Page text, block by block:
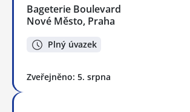
Bageterie Boulevard
Nové Město, Praha
Plný úvazek
Zveřejněno: 5. srpna